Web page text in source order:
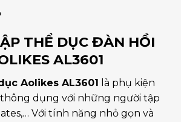
THỂ DỤC ĐÀN HỒI
AL3601
Aolikes AL3601 là phụ kiện
dụng với những người tập
Với tính năng nhỏ gọn và